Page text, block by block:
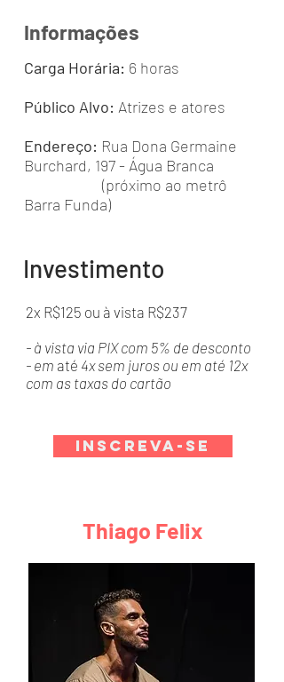
Informações
Carga Horária: 6 horas
Público Alvo: Atrizes e atores
Endereço: Rua Dona Germaine
Burchard, 197 - Água Branca
(próximo ao metrô
Barra Funda)
Investimento
2x R$125 ou à vista R$237
- à vista via PIX com 5% de desconto
- em até 4x sem juros ou em até 12x
com as taxas do cartão
Inscreva-se
Thiago Felix